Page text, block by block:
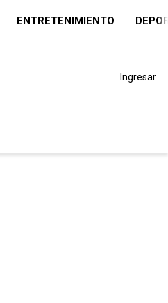
ENTRETENIMIENTO
Ingresar